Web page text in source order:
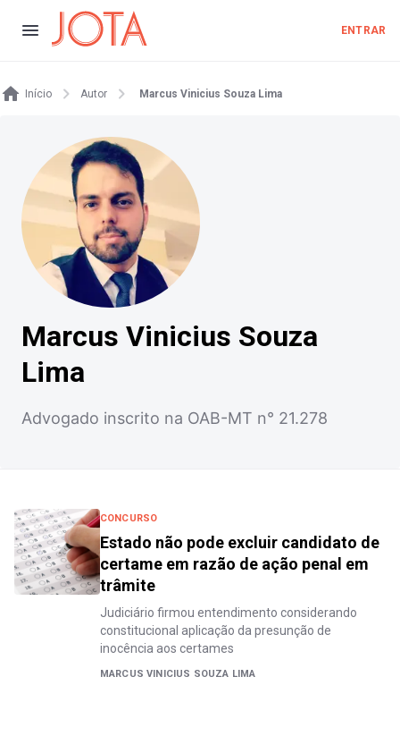
ENTRAR
Início Autor Marcus Vinicius Souza Lima
Marcus Vinicius Souza
Lima
Advogado inscrito na OAB-MT n° 21.278
CONCURSO
Estado não pode excluir candidato de
certame em razão de ação penal em
trâmite
Judiciário firmou entendimento considerando
constitucional aplicação da presunção de
inocência aos certames
MARCUS VINICIUS SOUZA LIMA